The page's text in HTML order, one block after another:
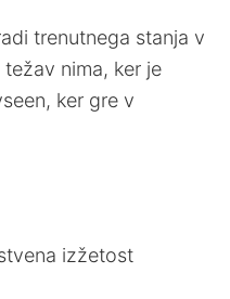
trenutnega stanja v
nima, ker je
ker gre v
izžetost